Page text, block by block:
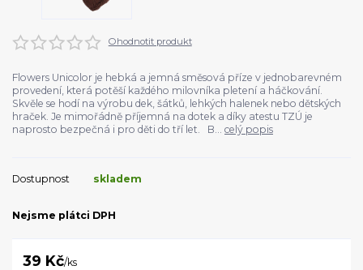
Ohodnotit produkt
Flowers Unicolor je hebká a jemná směsová příze v jednobarevném
provedení, která potěší každého milovníka pletení a háčkování.
Skvěle se hodí na výrobu dek, šátků, lehkých halenek nebo dětských
hraček. Je mimořádně příjemná na dotek a díky atestu TZÚ je
naprosto bezpečná i pro děti do tří let. B... celý popis
Dostupnost skladem
Nejsme plátci DPH
39 Kč/ks